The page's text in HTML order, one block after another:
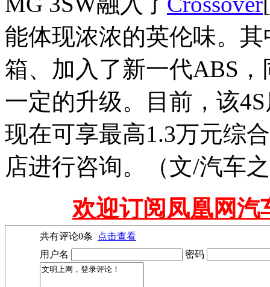
能体现浓浓的英伦味。
箱、加入了新一代ABS
一定的升级。目前，该
现在可享最高1.3万元综
店进行咨询。（文/汽车
欢迎订阅凤凰网汽
共有评论0条
点击查看
用户名
密码